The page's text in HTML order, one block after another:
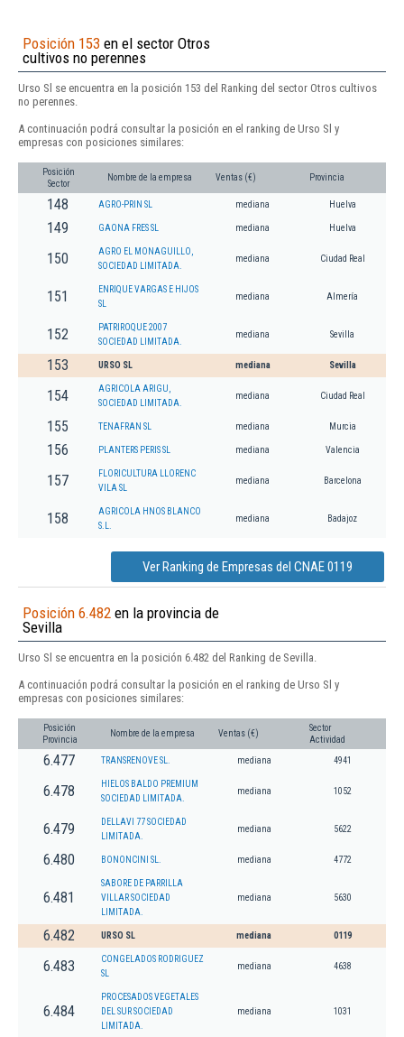
Posición 153 en el sector Otros
cultivos no perennes
Urso Sl se encuentra en la posición 153 del Ranking del sector Otros cultivos
no perennes.
A continuación podrá consultar la posición en el ranking de Urso Sl y
empresas con posiciones similares:
Posición
Sector
Nombre de la empresa Ventas (€) Provincia
148 AGRO-PRIN SL mediana Huelva
149 GAONA FRES SL mediana Huelva
150
AGRO EL MONAGUILLO,
SOCIEDAD LIMITADA.
mediana Ciudad Real
151
ENRIQUE VARGAS E HIJOS
SL
mediana Almería
152
PATRIROQUE 2007
SOCIEDAD LIMITADA.
mediana Sevilla
153 URSO SL mediana Sevilla
154
AGRICOLA ARIGU,
SOCIEDAD LIMITADA.
mediana Ciudad Real
155 TENAFRAN SL mediana Murcia
156 PLANTERS PERIS SL mediana Valencia
157
FLORICULTURA LLORENC
VILA SL
mediana Barcelona
158
AGRICOLA HNOS BLANCO
S.L.
mediana Badajoz
Ver Ranking de Empresas del CNAE 0119
Posición 6.482 en la provincia de
Sevilla
Urso Sl se encuentra en la posición 6.482 del Ranking de Sevilla.
A continuación podrá consultar la posición en el ranking de Urso Sl y
empresas con posiciones similares:
Posición
Provincia
Nombre de la empresa Ventas (€)
Sector
Actividad
6.477 TRANSRENOVE SL. mediana 4941
6.478
HIELOS BALDO PREMIUM
SOCIEDAD LIMITADA.
mediana 1052
6.479
DELLAVI 77 SOCIEDAD
LIMITADA.
mediana 5622
6.480 BONONCINI SL. mediana 4772
6.481
SABORE DE PARRILLA
VILLAR SOCIEDAD
LIMITADA.
mediana 5630
6.482 URSO SL mediana 0119
6.483
CONGELADOS RODRIGUEZ
SL
mediana 4638
6.484
PROCESADOS VEGETALES
DEL SUR SOCIEDAD
LIMITADA.
mediana 1031